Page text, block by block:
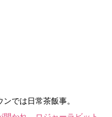
では日常茶飯事。